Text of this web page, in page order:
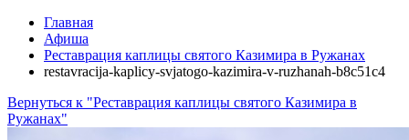
Главная
Афиша
Реставрация каплицы святого Казимира в Ружанах
restavracija-kaplicy-svjatogo-kazimira-v-ruzhanah-b8c51c4
Вернуться к "Реставрация каплицы святого Казимира в
Ружанах"